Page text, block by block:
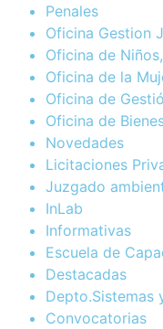
Penales
Oficina Gestion
Oficina de
Oficina de la
Oficina de
Oficina de
Novedades
Licitaciones
Juzgado
InLab
Informativas
Escuela de
Destacadas
Depto.Sistemas
Convocatorias